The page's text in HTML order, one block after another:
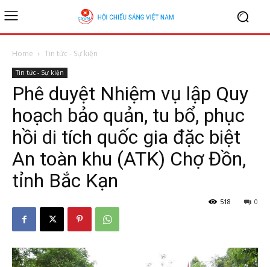
Home Tin tức - Sự kiện
Tin tức - Sự kiện
Phê duyệt Nhiệm vụ lập Quy
hoạch bảo quản, tu bổ, phục
hồi di tích quốc gia đặc biệt
An toàn khu (ATK) Chợ Đồn,
tỉnh Bắc Kạn
0
518